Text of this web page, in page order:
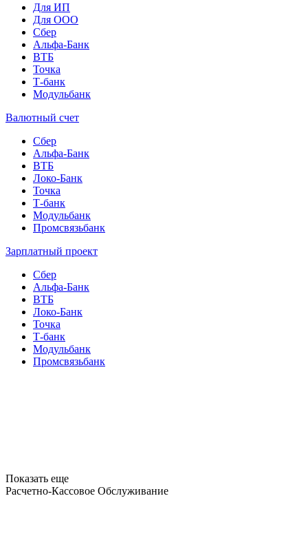
Для ИП
Для ООО
Сбер
Альфа-Банк
ВТБ
Точка
Т-банк
Модульбанк
Валютный счет
Сбер
Альфа-Банк
ВТБ
Локо-Банк
Точка
Т-банк
Модульбанк
Промсвязьбанк
Зарплатный проект
Сбер
Альфа-Банк
ВТБ
Локо-Банк
Точка
Т-банк
Модульбанк
Промсвязьбанк
Показать еще
Расчетно-Кассовое Обслуживание